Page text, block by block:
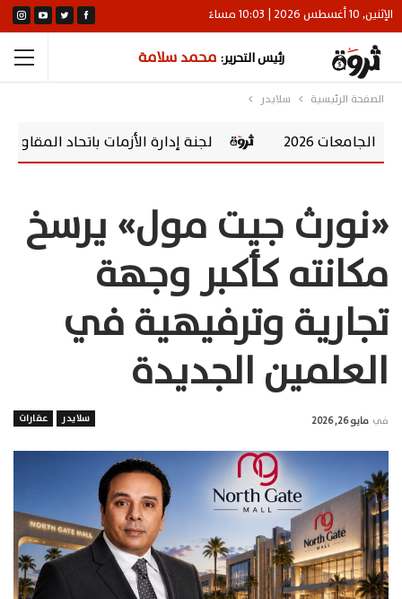
الإثنين, 10 أغسطس 2026 | 10:03 مساءً
رئيس التحرير: محمد سلامة
الصفحة الرئيسية سلايدر
لجنة إدارة الأزمات باتحاد المقاولين تضع 7 توصيات لإنقاذ قطاع العقارات والمقاولات
«نورث جيت مول» يرسخ
مكانته كأكبر وجهة
تجارية وترفيهية في
العلمين الجديدة
سلايدر عقارات في مايو 26, 2026